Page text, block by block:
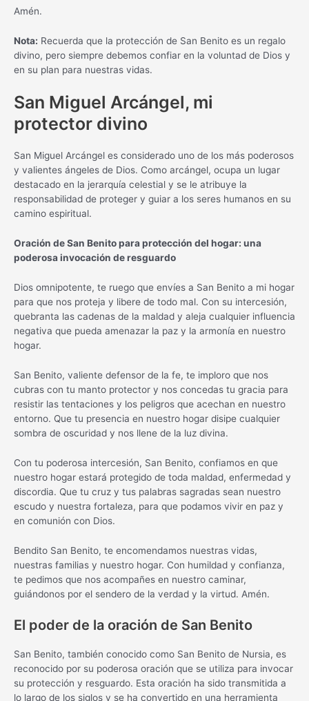
Amén.
Nota: Recuerda que la protección de San Benito es un regalo
divino, pero siempre debemos confiar en la voluntad de Dios y
en su plan para nuestras vidas.
San Miguel Arcángel, mi
protector divino
San Miguel Arcángel es considerado uno de los más poderosos
y valientes ángeles de Dios. Como arcángel, ocupa un lugar
destacado en la jerarquía celestial y se le atribuye la
responsabilidad de proteger y guiar a los seres humanos en su
camino espiritual.
Oración de San Benito para protección del hogar: una
poderosa invocación de resguardo
Dios omnipotente, te ruego que envíes a San Benito a mi hogar
para que nos proteja y libere de todo mal. Con su intercesión,
quebranta las cadenas de la maldad y aleja cualquier influencia
negativa que pueda amenazar la paz y la armonía en nuestro
hogar.
San Benito, valiente defensor de la fe, te imploro que nos
cubras con tu manto protector y nos concedas tu gracia para
resistir las tentaciones y los peligros que acechan en nuestro
entorno. Que tu presencia en nuestro hogar disipe cualquier
sombra de oscuridad y nos llene de la luz divina.
Con tu poderosa intercesión, San Benito, confiamos en que
nuestro hogar estará protegido de toda maldad, enfermedad y
discordia. Que tu cruz y tus palabras sagradas sean nuestro
escudo y nuestra fortaleza, para que podamos vivir en paz y
en comunión con Dios.
Bendito San Benito, te encomendamos nuestras vidas,
nuestras familias y nuestro hogar. Con humildad y confianza,
te pedimos que nos acompañes en nuestro caminar,
guiándonos por el sendero de la verdad y la virtud. Amén.
El poder de la oración de San Benito
San Benito, también conocido como San Benito de Nursia, es
reconocido por su poderosa oración que se utiliza para invocar
su protección y resguardo. Esta oración ha sido transmitida a
lo largo de los siglos y se ha convertido en una herramienta